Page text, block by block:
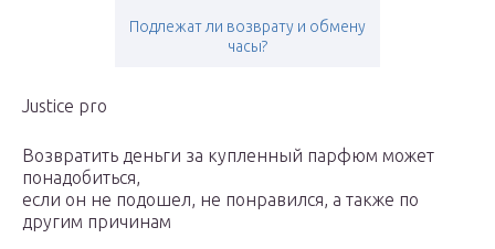
Подлежат ли возврату и обмену
часы?
Justice pro
Возвратить деньги за купленный парфюм может
понадобиться,
если он не подошел, не понравился, а также по
другим причинам